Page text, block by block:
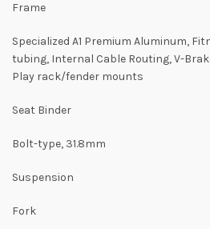
Frame
Specialized A1 Premium Aluminum,
tubing, Internal Cable Routing, V-
Play rack/fender mounts
Seat Binder
Bolt-type, 31.8mm
Suspension
Fork